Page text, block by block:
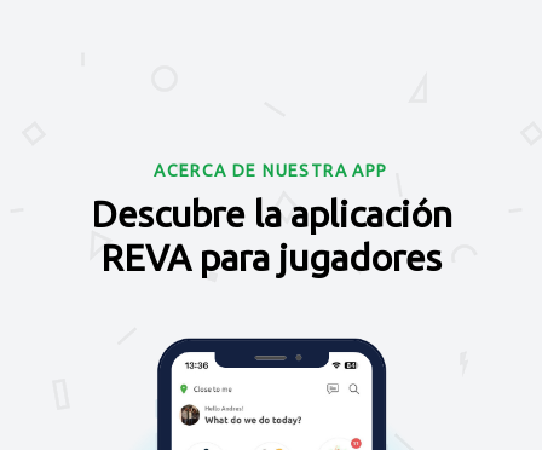
ACERCA DE NUESTRA APP
Descubre la aplicación
REVA para jugadores